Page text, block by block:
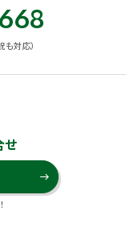
対応）
せ
east